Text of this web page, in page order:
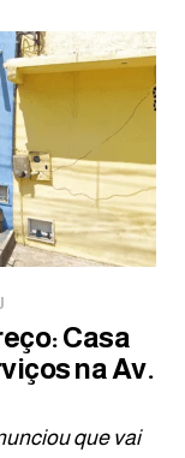
Casa
na Av.
que vai